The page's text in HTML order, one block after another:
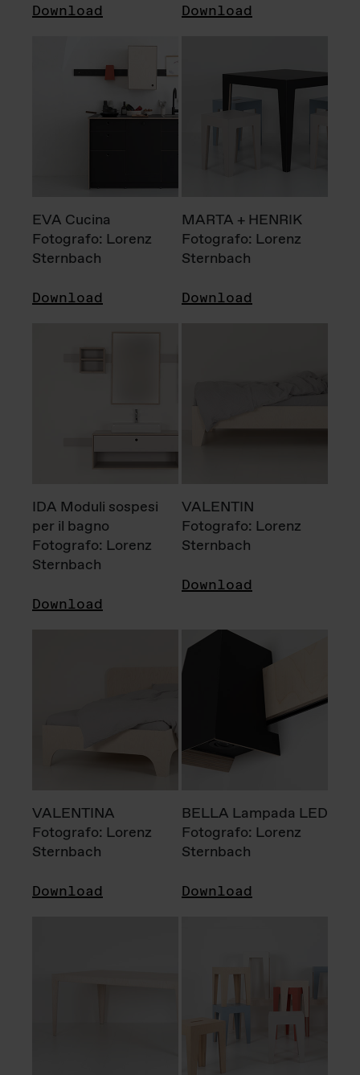
Download Download
EVA Cucina
Fotografo: Lorenz
Sternbach
Download
MARTA + HENRIK
Fotografo: Lorenz
Sternbach
Download
IDA Moduli sospesi
per il bagno
Fotografo: Lorenz
Sternbach
Download
VALENTIN
Fotografo: Lorenz
Sternbach
Download
VALENTINA
Fotografo: Lorenz
Sternbach
Download
BELLA Lampada LED
Fotografo: Lorenz
Sternbach
Download